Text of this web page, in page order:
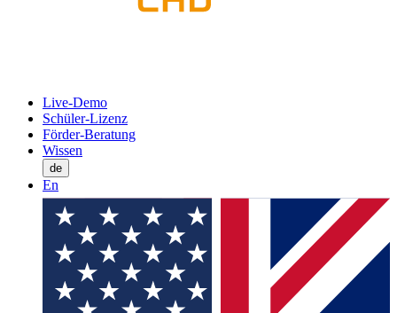
Live-Demo
Schüler-Lizenz
Förder-Beratung
Wissen
de
En